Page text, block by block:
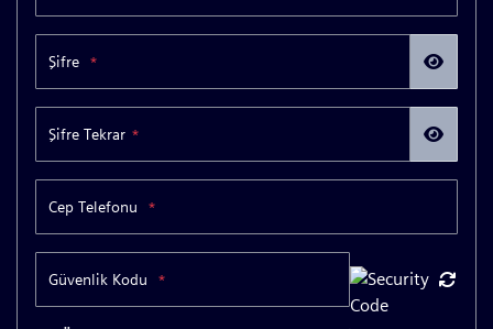
Şifre *
Şifre Tekrar *
Cep Telefonu *
Güvenlik Kodu *